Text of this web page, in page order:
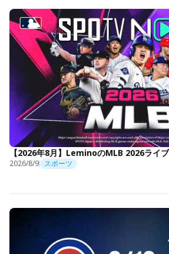
【2026年8月】LeminoのMLB 2026ライ
2026/8/9 スポーツ